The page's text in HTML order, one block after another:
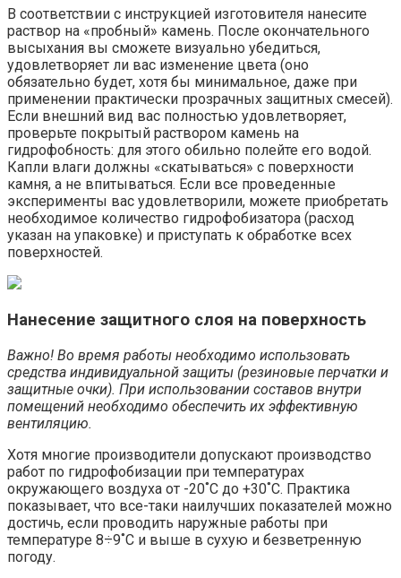
В соответствии с инструкцией изготовителя нанесите
раствор на «пробный» камень. После окончательного
высыхания вы сможете визуально убедиться,
удовлетворяет ли вас изменение цвета (оно
обязательно будет, хотя бы минимальное, даже при
применении практически прозрачных защитных смесей).
Если внешний вид вас полностью удовлетворяет,
проверьте покрытый раствором камень на
гидрофобность: для этого обильно полейте его водой.
Капли влаги должны «скатываться» с поверхности
камня, а не впитываться. Если все проведенные
эксперименты вас удовлетворили, можете приобретать
необходимое количество гидрофобизатора (расход
указан на упаковке) и приступать к обработке всех
поверхностей.
Нанесение защитного слоя на поверхность
Важно! Во время работы необходимо использовать
средства индивидуальной защиты (резиновые перчатки и
защитные очки). При использовании составов внутри
помещений необходимо обеспечить их эффективную
вентиляцию.
Хотя многие производители допускают производство
работ по гидрофобизации при температурах
окружающего воздуха от -20˚С до +30˚С. Практика
показывает, что все-таки наилучших показателей можно
достичь, если проводить наружные работы при
температуре 8÷9˚С и выше в сухую и безветренную
погоду.